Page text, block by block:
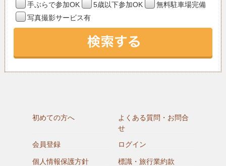
手ぶらで参加OK
5歳以下参加OK
無料駐車場完備
写真撮影サービス有
初めての方へ
よくある質問・お問合
せ
会員登録
ログイン
個人情報保護方針
標識・旅行業約款